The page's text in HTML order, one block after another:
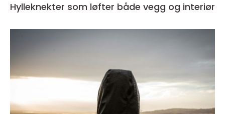
Hylleknekter som løfter både vegg og interiør